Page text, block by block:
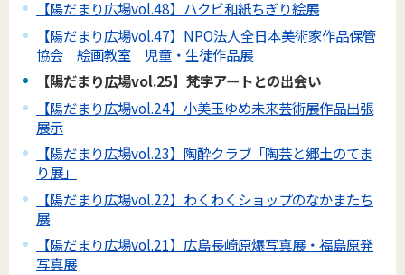
【陽だまり広場vol.48】ハクビ和紙ちぎり絵展
【陽だまり広場vol.47】NPO法人全日本美術家作品保管
協会 絵画教室 児童・生徒作品展
【陽だまり広場vol.25】梵字アートとの出会い
【陽だまり広場vol.24】小美玉ゆめ未来芸術展作品出張
展示
【陽だまり広場vol.23】陶酔クラブ「陶芸と郷土のてま
り展」
【陽だまり広場vol.22】わくわくショップのなかまたち
展
【陽だまり広場vol.21】広島長崎原爆写真展・福島原発
写真展